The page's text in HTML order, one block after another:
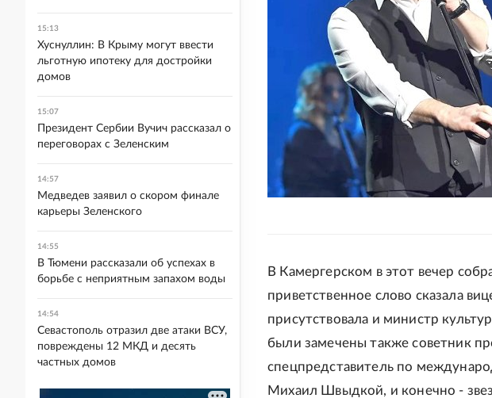
В Камергерском в этот вечер
приветственное слово сказала
присутствовала и министр
были замечены также советник
спецпредставитель по
Михаил Швыдкой, и конечно -
15:13
Хуснуллин: В Крыму могут ввести
льготную ипотеку для достройки
домов
15:07
Президент Сербии Вучич рассказал о
переговорах с Зеленским
14:57
Медведев заявил о скором финале
карьеры Зеленского
14:55
В Тюмени рассказали об успехах в
борьбе с неприятным запахом воды
14:54
Севастополь отразил две атаки ВСУ,
повреждены 12 МКД и десять
частных домов